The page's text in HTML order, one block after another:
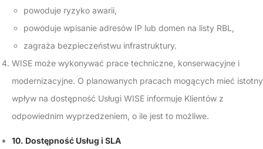
powoduje ryzyko awarii,
powoduje wpisanie adresów IP lub domen na listy RBL,
zagraża bezpieczeństwu infrastruktury.
WISE może wykonywać prace techniczne, konserwacyjne i
modernizacyjne. O planowanych pracach mogących mieć istotny
wpływ na dostępność Usługi WISE informuje Klientów z
odpowiednim wyprzedzeniem, o ile jest to możliwe.
10. Dostępność Usług i SLA